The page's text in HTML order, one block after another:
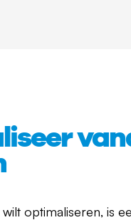
optimaliseren, is